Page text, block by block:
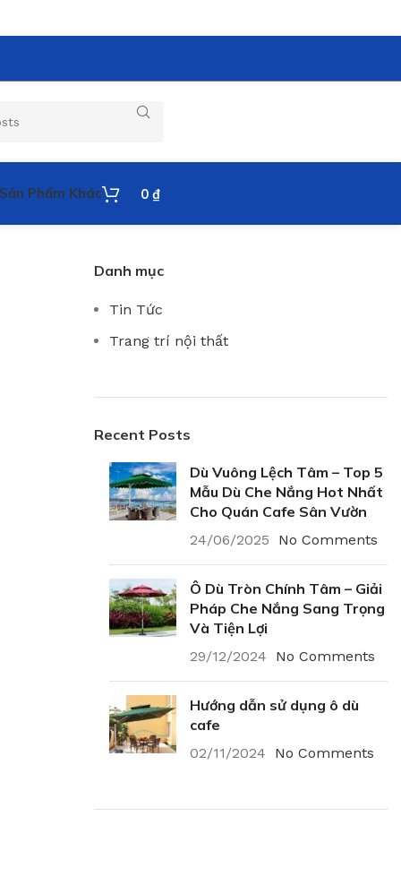
Sản Phẩm Khác 0 ₫
Danh mục
Tin Tức
Trang trí nội thất
Recent Posts
Dù Vuông Lệch Tâm – Top 5
Mẫu Dù Che Nắng Hot Nhất
Cho Quán Cafe Sân Vườn
24/06/2025 No Comments
Ô Dù Tròn Chính Tâm – Giải
Pháp Che Nắng Sang Trọng
Và Tiện Lợi
29/12/2024 No Comments
Hướng dẫn sử dụng ô dù
cafe
02/11/2024 No Comments